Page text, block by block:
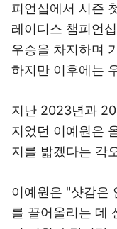
피언십에서 시즌
레이디스 챔피언
우승을 차지하며
하지만 이후에는
지난 2023년과
지었던 이예원은
지를 밟겠다는 각
이예원은 "샷감은
를 끌어올리는 데